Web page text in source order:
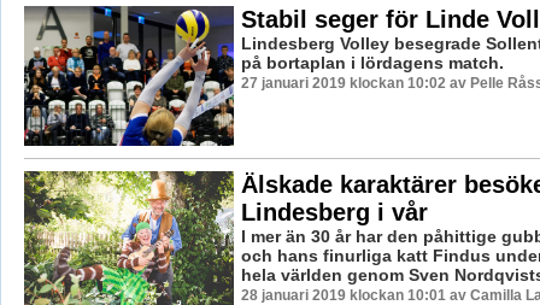
Stabil seger för Linde
Lindesberg Volley besegrade
på bortaplan i lördagens match.
27 januari 2019 klockan 10:02 av Pelle
Älskade karaktärer
Lindesberg i vår
I mer än 30 år har den påhittige
och hans finurliga katt Findus
hela världen genom Sven
28 januari 2019 klockan 10:01 av Camilla